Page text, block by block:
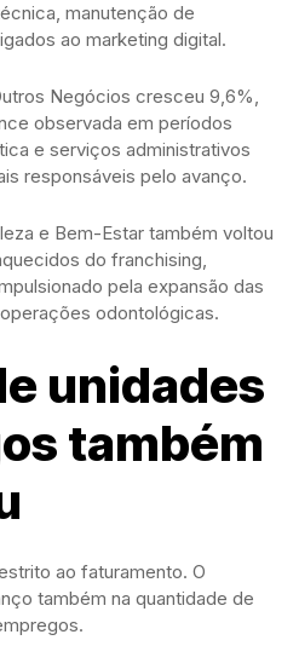
manutenção de
ao marketing digital.
Negócios cresceu 9,6%,
observada em períodos
e serviços administrativos
responsáveis pelo avanço.
e Bem-Estar também voltou
do franchising,
pela expansão das
odontológicas.
unidades
também
ao faturamento. O
também na quantidade de